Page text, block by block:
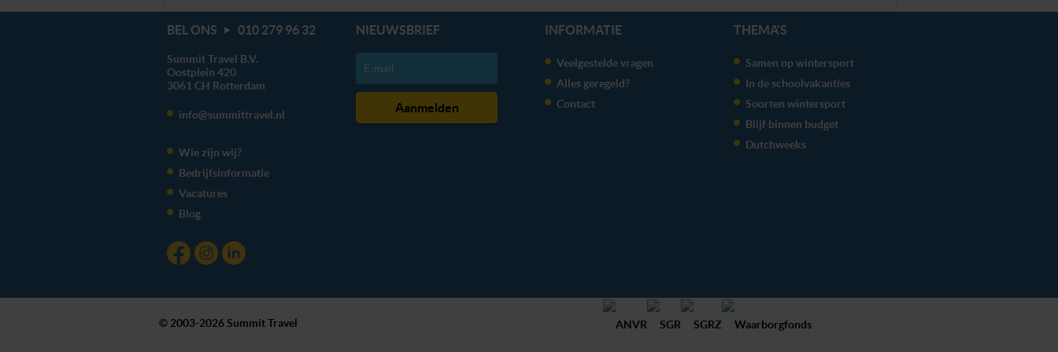
BEL ONS 010 279 96 32
Summit Travel B.V.
Oostplein 420
3061 CH Rotterdam
info@summittravel.nl
Wie zijn wij?
Bedrijfsinformatie
Vacatures
Blog
NIEUWSBRIEF INFORMATIE
Veelgestelde vragen
Alles geregeld?
Contact
THEMA'S
Samen op wintersport
In de schoolvakanties
Soorten wintersport
Blijf binnen budget
Dutchweeks
© 2003-2026 Summit Travel